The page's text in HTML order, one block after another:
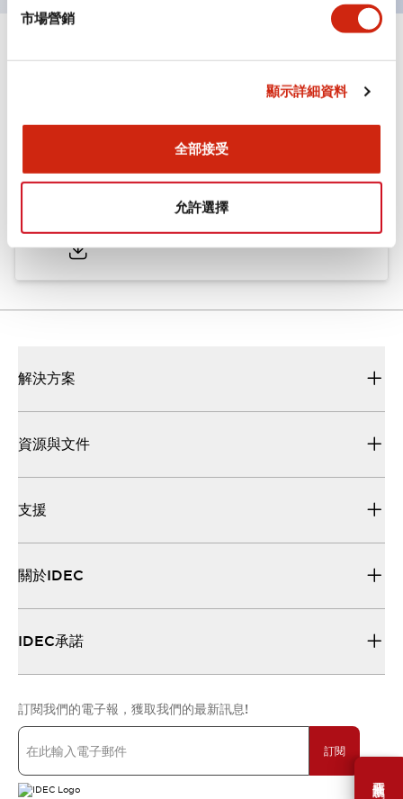
市場營銷
顯示詳細資料
全部接受
允許選擇
需要幫助嗎？
文件和檔案
型錄和宣傳手冊 CAD檔 認證與標準
ø25/30 系列 CS型 凸輪開關
解決方案
資源與文件
支援
關於IDEC
IDEC承諾
訂閱我們的電子報，獲取我們的最新訊息!
訂閱